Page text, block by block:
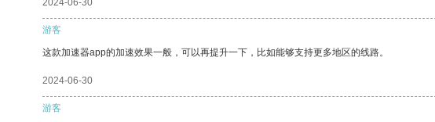
2024-06-30
游客
这款加速器app的加速效果一般，可以再提升一下，比如能够支持更多地区的线路。
2024-06-30
游客